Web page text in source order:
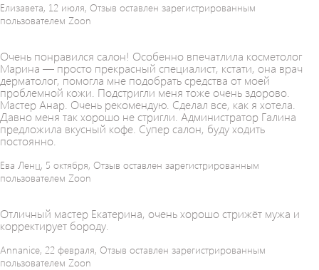
Елизавета, 12 июля, Отзыв оставлен зарегистрированным
пользователем Zoon
Очень понравился салон! Особенно впечатлила косметолог
Марина — просто прекрасный специалист, кстати, она врач
дерматолог, помогла мне подобрать средства от моей
проблемной кожи. Подстригли меня тоже очень здорово.
Мастер Анар. Очень рекомендую. Сделал все, как я хотела.
Давно меня так хорошо не стригли. Администратор Галина
предложила вкусный кофе. Супер салон, буду ходить
постоянно.
Ева Ленц, 5 октября, Отзыв оставлен зарегистрированным
пользователем Zoon
Отличный мастер Екатерина, очень хорошо стрижёт мужа и
корректирует бороду.
Annanice, 22 февраля, Отзыв оставлен зарегистрированным
пользователем Zoon